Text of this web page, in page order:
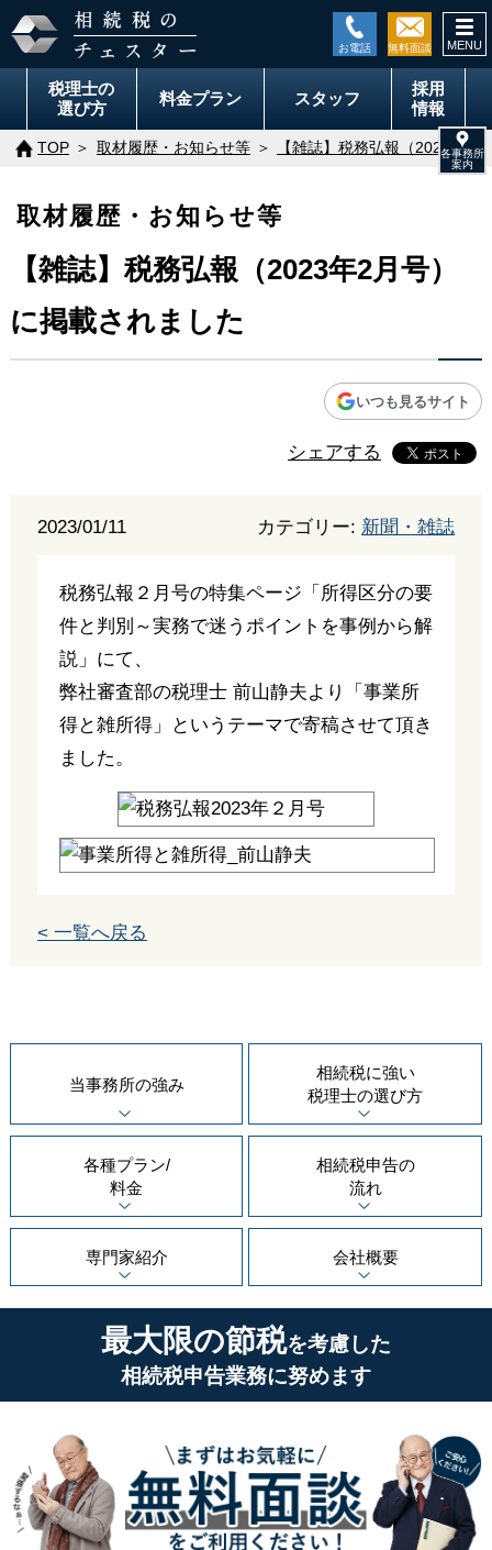
税理士の
選び方
料金プラン スタッフ
採用
情報
TOP 取材履歴・お知らせ等 【雑誌】税務弘報（2023年2
取材履歴・お知らせ等
【雑誌】税務弘報（2023年2月号）
に掲載されました
いつも見るサイト
シェアする
2023/01/11 カテゴリー: 新聞・雑誌
税務弘報２月号の特集ページ「所得区分の要
件と判別～実務で迷うポイントを事例から解
説」にて、
弊社審査部の税理士 前山静夫より「事業所
得と雑所得」というテーマで寄稿させて頂き
ました。
< 一覧へ戻る
当事務所の強み
相続税に強い
税理士の選び方
各種プラン/
料金
相続税申告の
流れ
専門家紹介 会社概要
最大限の節税を考慮した
相続税申告業務に努めます